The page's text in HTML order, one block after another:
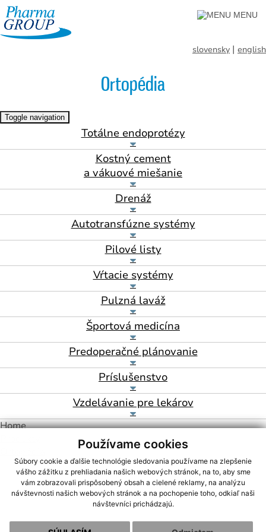
Používame cookies
Súbory cookie a ďalšie technológie sledovania používame na zlepšenie
vášho zážitku z prehliadania našich webových stránok, na to, aby sme
vám zobrazovali prispôsobený obsah a cielené reklamy, na analýzu
návštevnosti našich webových stránok a na pochopenie toho, odkiaľ naši
návštevníci prichádzajú.
MENU
slovensky | english
Ortopédia
Toggle navigation
Totálne endoprotézy
Kostný cement
a vákuové miešanie
Drenáž
Autotransfúzne systémy
Pilové listy
Vŕtacie systémy
Pulzná laváž
Športová medicína
Predoperačné plánovanie
Príslušenstvo
Vzdelávanie pre lekárov
Home